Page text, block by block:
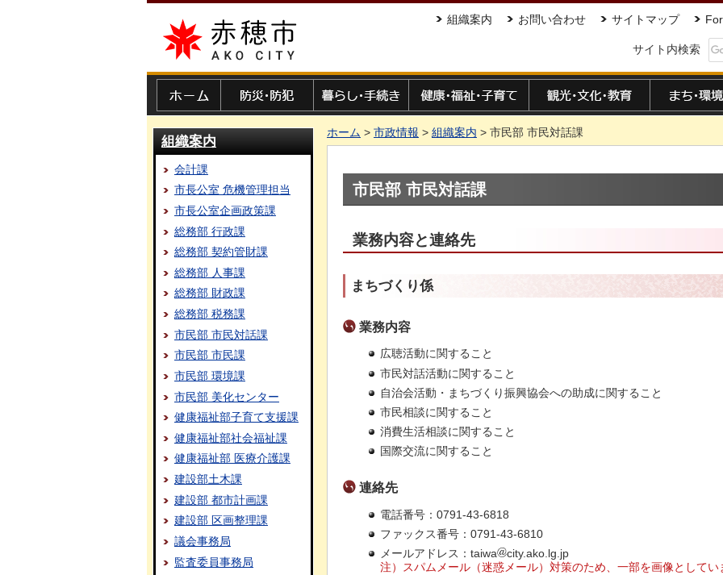
赤穂市 組織案内 お問い合わせ サイトマップ
サイト内検索
組織案内
会計課
市長公室 危機管理担当
市長公室企画政策課
総務部 行政課
総務部 契約管財課
総務部 人事課
総務部 財政課
総務部 税務課
市民部 市民対話課
市民部 市民課
市民部 環境課
市民部 美化センター
健康福祉部子育て支援課
健康福祉部社会福祉課
健康福祉部 医療介護課
建設部土木課
建設部 都市計画課
建設部 区画整理課
議会事務局
監査委員事務局
ホーム > 市政情報 > 組織案内 > 市民部 市民対話課
市民部 市民対話課
業務内容と連絡先
まちづくり係
業務内容
広聴活動に関すること
市民対話活動に関すること
自治会活動・まちづくり振興協会への助成に関すること
市民相談に関すること
消費生活相談に関すること
国際交流に関すること
連絡先
電話番号：0791-43-6818
ファックス番号：0791-43-6810
メールアドレス：taiwa
city.ako.lg.jp
注）スパムメール（迷惑メール）対策のため、一部を画像としてい